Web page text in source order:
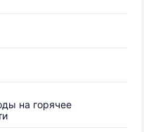
на горячее